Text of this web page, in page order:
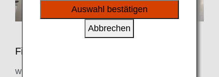
First Class-Flughafenservices
Wir bemühen uns, alle Schritte vom Check-in bis zum
sozialen Medien und Werbung anzubieten.
Auswahl bestätigen
Abbrechen